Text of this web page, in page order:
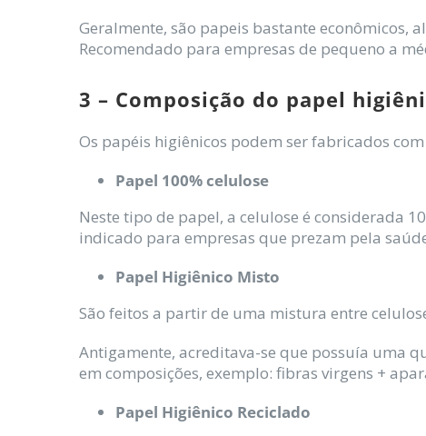
Geralmente, são papeis bastante econômicos,
Recomendado para empresas de pequeno a
3 – Composição do papel
Os papéis higiênicos podem ser fabricados
Papel 100% celulose
Neste tipo de papel, a celulose é considerada
indicado para empresas que prezam pela
Papel Higiênico Misto
São feitos a partir de uma mistura entre
Antigamente, acreditava-se que possuía uma
em composições, exemplo: fibras virgens +
Papel Higiênico Reciclado